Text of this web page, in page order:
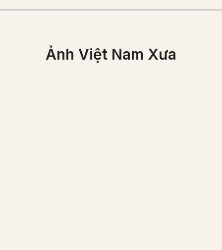
Ảnh Việt Nam Xưa